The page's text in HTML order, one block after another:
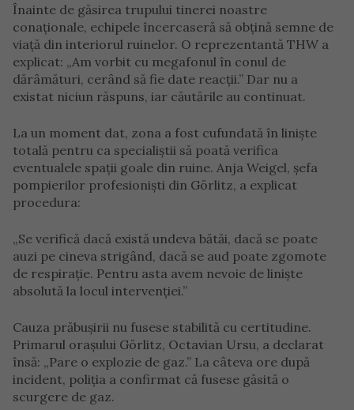
Înainte de găsirea trupului tinerei noastre
conaționale, echipele încercaseră să obțină semne de
viață din interiorul ruinelor. O reprezentantă THW a
explicat: „Am vorbit cu megafonul în conul de
dărâmături, cerând să fie date reacții.” Dar nu a
existat niciun răspuns, iar căutările au continuat.
La un moment dat, zona a fost cufundată în liniște
totală pentru ca specialiștii să poată verifica
eventualele spații goale din ruine. Anja Weigel, șefa
pompierilor profesioniști din Görlitz, a explicat
procedura:
„Se verifică dacă există undeva bătăi, dacă se poate
auzi pe cineva strigând, dacă se aud poate zgomote
de respirație. Pentru asta avem nevoie de liniște
absolută la locul intervenției.”
Cauza prăbușirii nu fusese stabilită cu certitudine.
Primarul orașului Görlitz, Octavian Ursu, a declarat
însă: „Pare o explozie de gaz.” La câteva ore după
incident, poliția a confirmat că fusese găsită o
scurgere de gaz.